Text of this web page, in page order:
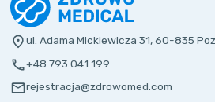
ul. Adama Mickiewicza 31, 60-835
+48 793 041 199
rejestracja@zdrowomed.com